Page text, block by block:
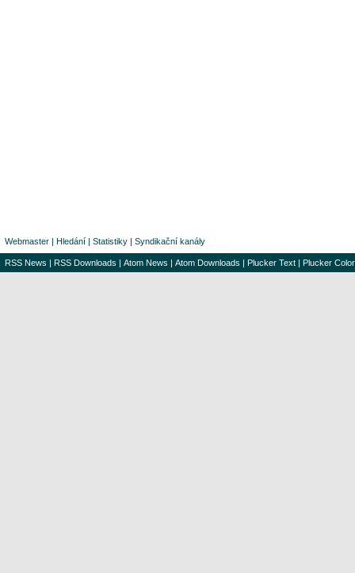
Webmaster | Hledání | Statistiky | Syndikační kanály
RSS News | RSS Downloads | Atom News | Atom Downloads | Plucker Text | Plucker Color